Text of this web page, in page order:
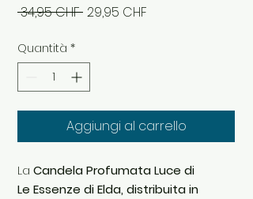
34,95 CHF Prezzo
29,95 CHF
Quantità *
Aggiungi al carrello
La Candela Profumata Luce di
Le Essenze di Elda, distribuita in